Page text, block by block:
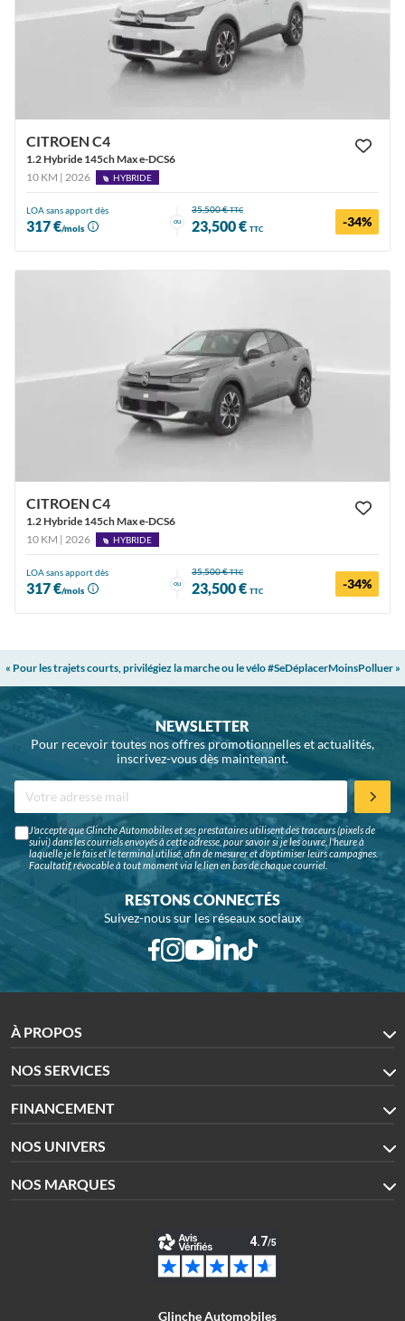
CITROEN C4
1.2 Hybride 145ch Max e-DCS6
10 KM | 2026
HYBRIDE
LOA sans apport dès
317 €/mois
ou
35,500 €TTC
23,500 € TTC -34%
CITROEN C4
1.2 Hybride 145ch Max e-DCS6
10 KM | 2026
HYBRIDE
LOA sans apport dès
317 €/mois
ou
35,500 €TTC
23,500 € TTC -34%
« Pour les trajets courts, privilégiez la marche ou le vélo #SeDéplacerMoinsPolluer »
NEWSLETTER
Pour recevoir toutes nos offres promotionnelles et actualités,
inscrivez-vous dès maintenant.
J'accepte que Glinche Automobiles et ses prestataires utilisent des traceurs (pixels de
suivi) dans les courriels envoyés à cette adresse, pour savoir si je les ouvre, l'heure à
laquelle je le fais et le terminal utilisé, afin de mesurer et d'optimiser leurs campagnes.
Facultatif, révocable à tout moment via le lien en bas de chaque courriel.
RESTONS CONNECTÉS
Suivez-nous sur les réseaux sociaux
À PROPOS
NOS SERVICES
FINANCEMENT
NOS UNIVERS
NOS MARQUES
Glinche Automobiles